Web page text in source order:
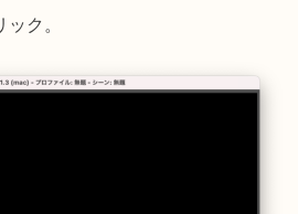
ク。